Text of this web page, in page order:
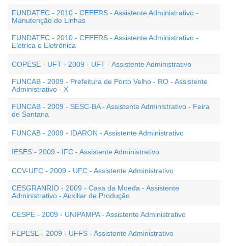
FUNDATEC - 2010 - CEEERS - Assistente Administrativo -
Manutenção de Linhas
FUNDATEC - 2010 - CEEERS - Assistente Administrativo -
Elétrica e Eletrônica
COPESE - UFT - 2009 - UFT - Assistente Administrativo
FUNCAB - 2009 - Prefeitura de Porto Velho - RO - Assistente
Administrativo - X
FUNCAB - 2009 - SESC-BA - Assistente Administrativo - Feira
de Santana
FUNCAB - 2009 - IDARON - Assistente Administrativo
IESES - 2009 - IFC - Assistente Administrativo
CCV-UFC - 2009 - UFC - Assistente Administrativo
CESGRANRIO - 2009 - Casa da Moeda - Assistente
Administrativo - Auxiliar de Produção
CESPE - 2009 - UNIPAMPA - Assistente Administrativo
FEPESE - 2009 - UFFS - Assistente Administrativo